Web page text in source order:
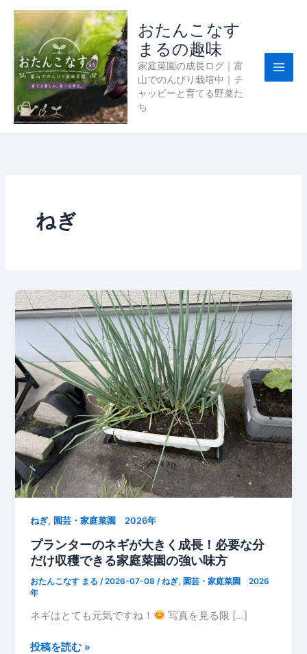
おたんこなす
まるの趣味
家庭菜園の成長ログ｜富
山でのんびり栽培中｜チ
ャッピーと育てる野菜た
ち
ねぎ
ねぎ, 園芸・家庭菜園 2026年
プランターのネギが大きく成長！必要な分
だけ収穫できる家庭菜園の強い味方
おたんこなす まる/2026-07-08/ねぎ, 園芸・家庭菜園 2026
年
ネギはとても元気ですね！ 写真を見る限 […]
プ
投稿を読む »